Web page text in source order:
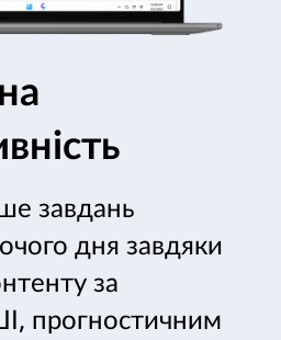
завдань
дня завдяки
за
прогностичним